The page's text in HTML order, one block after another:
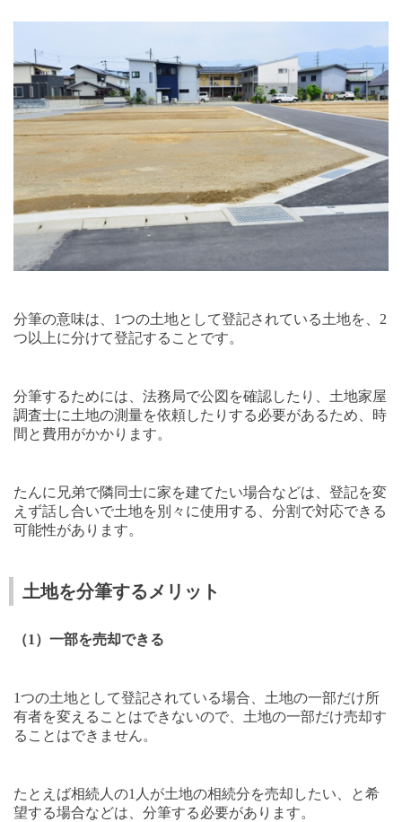
分筆の意味は、 1つの土地として登記されている土地を、 2
つ以上に分けて登記することです。
分筆するためには、法務局で公図を確認したり、土地家屋
調査士に土地の測量を依頼したりする必要があるため、時
間と費用がかかります。
たんに兄弟で隣同士に家を建てたい場合などは、登記を変
えず話し合いで土地を別々に使用する、分割で対応できる
可能性があります。
土地を分筆するメリット
（1 ）一部を売却できる
1つの土地として登記されている場合、土地の一部だけ所
有者を変えることはできないので、土地の一部だけ売却す
ることはできません。
たとえば相続人の1 人が土地の相続分を売却したい、と希
望する場合などは、分筆する必要があります。